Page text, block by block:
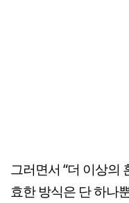
그러면서 “더 이상의
효한 방식은 단 하나